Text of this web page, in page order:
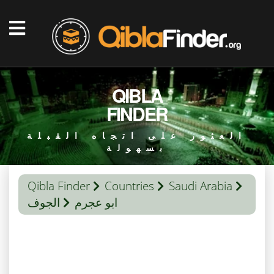
QIBLA
FINDER
العثور على اتجاه القبلة
بسهولة
Qibla Finder Countries
Saudi Arabia
الجوف
ابو عجرم